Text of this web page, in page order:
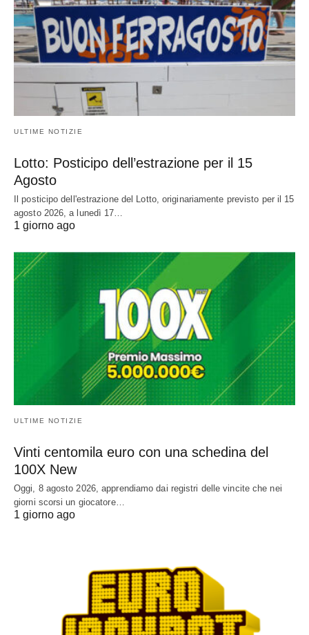
ULTIME NOTIZIE
Lotto: Posticipo dell’estrazione per il 15
Agosto
Il posticipo dell'estrazione del Lotto, originariamente previsto per il 15
agosto 2026, a lunedì 17…
1 giorno ago
ULTIME NOTIZIE
Vinti centomila euro con una schedina del
100X New
Oggi, 8 agosto 2026, apprendiamo dai registri delle vincite che nei
giorni scorsi un giocatore…
1 giorno ago